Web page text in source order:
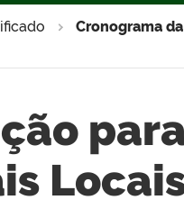
Cronograma